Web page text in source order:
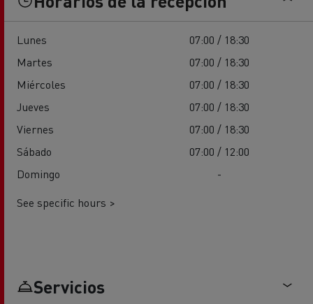
Lunes
07:00 / 18:30
Martes
07:00 / 18:30
Miércoles
07:00 / 18:30
Jueves
07:00 / 18:30
Viernes
07:00 / 18:30
Sábado
07:00 / 12:00
Domingo
-
See specific hours >
Servicios